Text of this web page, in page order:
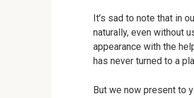
It’s sad to note that in
naturally, even without
appearance with the
has never turned to a
But we now present to